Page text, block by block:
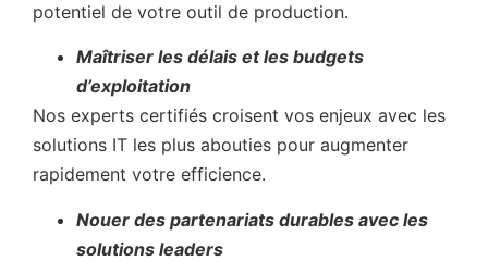
potentiel de votre outil de production.
Maîtriser les délais et les budgets
d’exploitation
Nos experts certifiés croisent vos enjeux avec les
solutions IT les plus abouties pour augmenter
rapidement votre efficience.
Nouer des partenariats durables avec les
solutions leaders